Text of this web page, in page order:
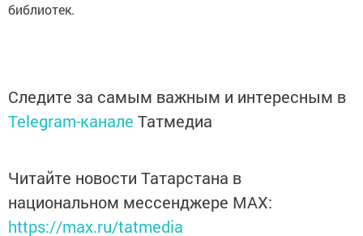
библиотек.
Следите за самым важным и интересным в
Telegram-канале Татмедиа
Читайте новости Татарстана в
национальном мессенджере MАХ:
https://max.ru/tatmedia